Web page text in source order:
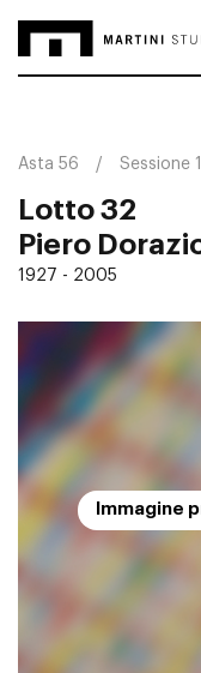
Asta 56 Sessione 1
Lotto 32
Piero
1927 - 2005
Immagine